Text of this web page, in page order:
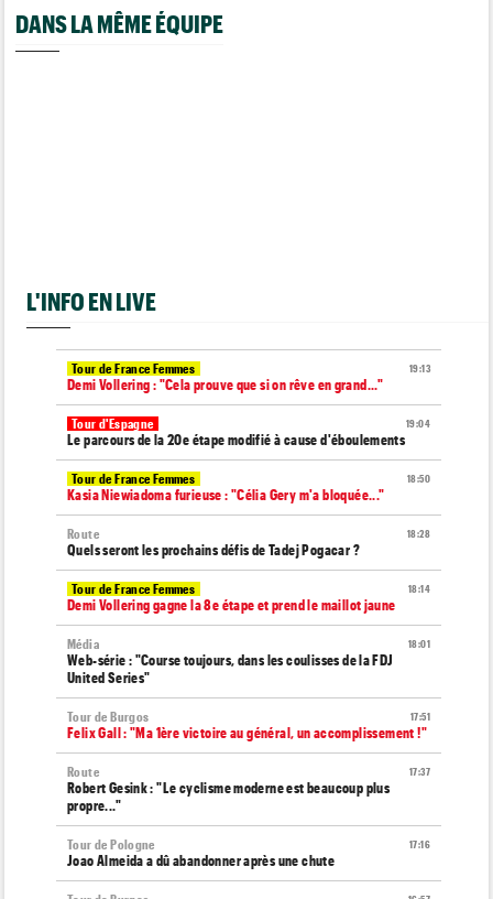
DANS LA MÊME ÉQUIPE
L'INFO EN LIVE
19:13
Tour de France Femmes
Demi Vollering : "Cela prouve que si on rêve en grand..."
19:04
Tour d'Espagne
Le parcours de la 20e étape modifié à cause d'éboulements
18:50
Tour de France Femmes
Kasia Niewiadoma furieuse : "Célia Gery m'a bloquée..."
18:28
Route
Quels seront les prochains défis de Tadej Pogacar ?
18:14
Tour de France Femmes
Demi Vollering gagne la 8e étape et prend le maillot jaune
18:01
Média
Web-série : "Course toujours, dans les coulisses de la FDJ
United Series"
17:51
Tour de Burgos
Felix Gall : "Ma 1ère victoire au général, un accomplissement !"
17:37
Route
Robert Gesink : "Le cyclisme moderne est beaucoup plus
propre..."
17:16
Tour de Pologne
Joao Almeida a dû abandonner après une chute